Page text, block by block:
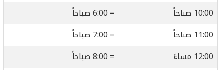
10:00 صباحاً
= 6:00 صباحاً
11:00 صباحاً
= 7:00 صباحاً
12:00 مساءً
= 8:00 صباحاً